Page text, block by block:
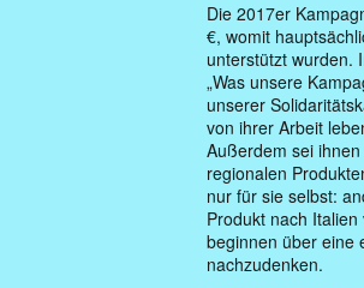
Die 2017er
€, womit
unterstützt wurden.
„Was unsere
unserer
von ihrer Arbeit
Außerdem sei
regionalen
nur für sie selbst:
Produkt nach
beginnen über eine
nachzudenken.